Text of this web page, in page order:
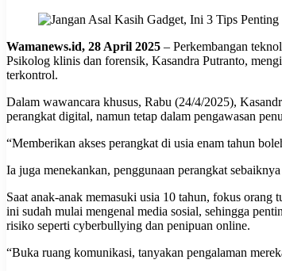
Wamanews.id, 28 April 2025 – Perkembangan
Psikolog klinis dan forensik, Kasandra Putranto,
terkontrol.
Dalam wawancara khusus, Rabu (24/4/2025),
perangkat digital, namun tetap dalam pengawasan
“Memberikan akses perangkat di usia enam tahun
Ia juga menekankan, penggunaan perangkat
Saat anak-anak memasuki usia 10 tahun, fokus orang
ini sudah mulai mengenal media sosial, sehingga
risiko seperti cyberbullying dan penipuan online.
“Buka ruang komunikasi, tanyakan pengalaman